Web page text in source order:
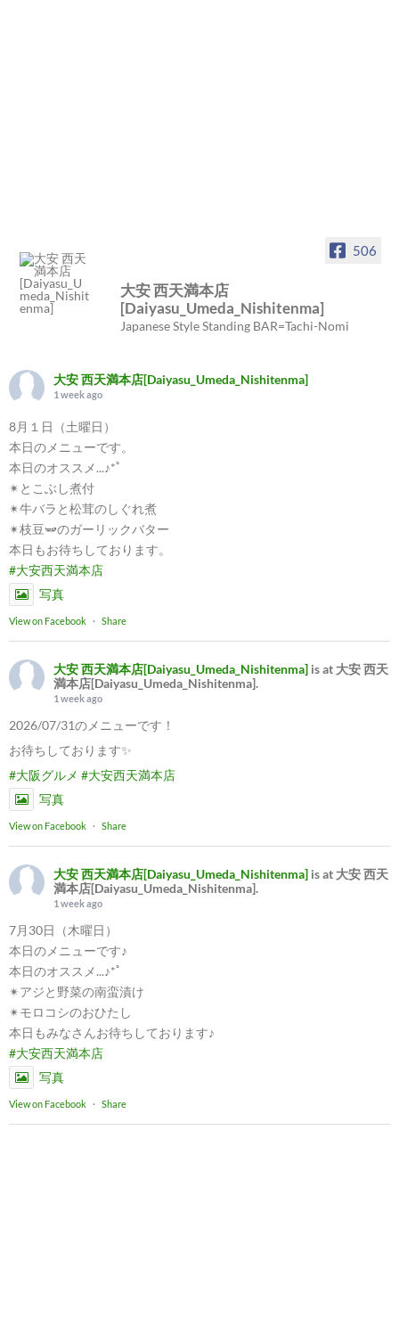
506
大安 西天満本店
[Daiyasu_Umeda_Nishitenma]
Japanese Style Standing BAR=Tachi-Nomi
大安 西天満本店[Daiyasu_Umeda_Nishitenma]
1 week ago
8月１日（土曜日）
本日のメニューです。
本日のオススメ...♪*ﾟ
✴︎とこぶし煮付
✴︎牛バラと松茸のしぐれ煮
✴︎枝豆🫛のガーリックバター
本日もお待ちしております。
#大安西天満本店
写真
View on Facebook · Share
大安 西天満本店[Daiyasu_Umeda_Nishitenma] is at 大安 西天
満本店[Daiyasu_Umeda_Nishitenma].
1 week ago
2026/07/31のメニューです！
お待ちしております✨
#大阪グルメ #大安西天満本店
写真
View on Facebook · Share
大安 西天満本店[Daiyasu_Umeda_Nishitenma] is at 大安 西天
満本店[Daiyasu_Umeda_Nishitenma].
1 week ago
7月30日（木曜日）
本日のメニューです♪
本日のオススメ...♪*ﾟ
✴︎アジと野菜の南蛮漬け
✴︎モロコシのおひたし
本日もみなさんお待ちしております♪
#大安西天満本店
写真
View on Facebook · Share